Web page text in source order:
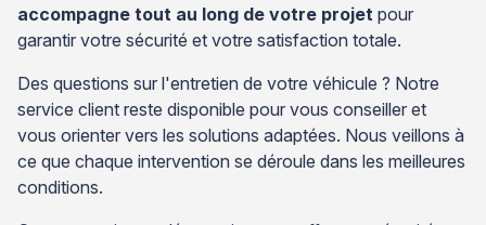
accompagne tout au long de votre projet pour
garantir votre sécurité et votre satisfaction totale.
Des questions sur l'entretien de votre véhicule ? Notre
service client reste disponible pour vous conseiller et
vous orienter vers les solutions adaptées. Nous veillons à
ce que chaque intervention se déroule dans les meilleures
conditions.